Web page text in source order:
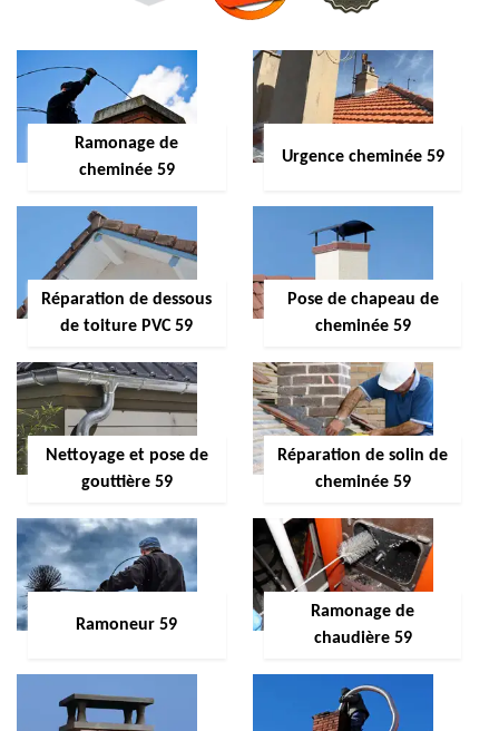
Ramonage de
cheminée 59
Urgence cheminée 59
Réparation de dessous
de toiture PVC 59
Pose de chapeau de
cheminée 59
Nettoyage et pose de
gouttière 59
Réparation de solin de
cheminée 59
Ramoneur 59
Ramonage de
chaudière 59